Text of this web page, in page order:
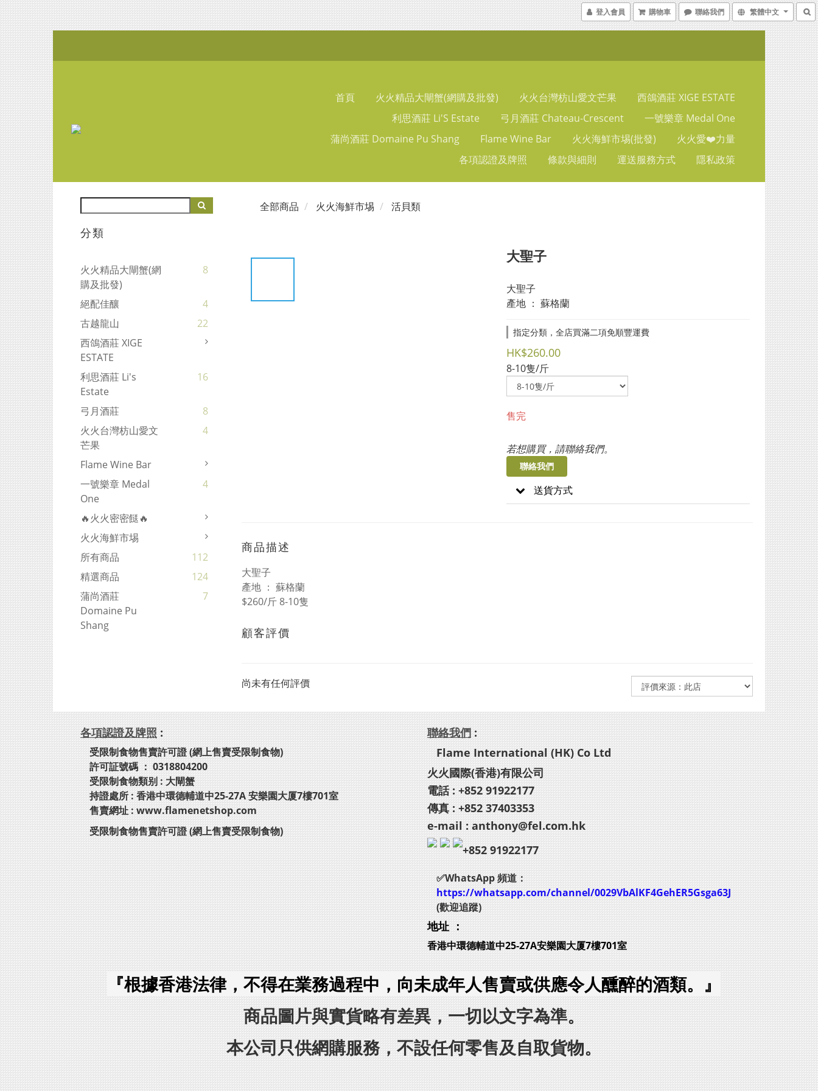
登入會員 購物車 聯絡我們 繁體中文
首頁 火火精品大閘蟹(網購及批發) 火火台灣枋山愛文芒果
西鴿酒莊 XIGE ESTATE
利思酒莊 Li'S Estate
弓月酒莊 Chateau-Crescent
一號樂章 Medal One
蒲尚酒莊 Domaine Pu Shang
Flame Wine Bar 火火海鮮市埸(批發)
火火愛❤️力量
各項認證及牌照
條款與細則 運送服務方式 隱私政策
分類
火火精品大閘蟹(網
購及批發)
8
絕配佳釀
4
古越龍山
22
西鴿酒莊 XIGE
ESTATE
利思酒莊 Li's
Estate
16
弓月酒莊
8
火火台灣枋山愛文
芒果
4
Flame Wine Bar
一號樂章 Medal
One
4
🔥火火密密餸🔥
火火海鮮市埸
所有商品
112
精選商品
124
蒲尚酒莊
Domaine Pu
Shang
7
全部商品 火火海鮮市埸 活貝類
大聖子
大聖子
產地 ： 蘇格蘭
指定分類，全店買滿二項免順豐運費
HK$260.00
8-10隻/斤
售完
若想購買，請聯絡我們。
聯絡我們
送貨方式
商品描述
大聖子
產地 ： 蘇格蘭
$260/斤 8-10隻
顧客評價
尚未有任何評價
各項認證及牌照 :
受限制食物售賣許可證 (網上售賣受限制食物)
許可証號碼 ： 0318804200
受限制食物類别 : 大閘蟹
持證處所 : 香港中環德輔道中25-27A 安樂園大厦7樓701室
售賣網址 : www.flamenetshop.com
受限制食物售賣許可證 (網上售賣受限制食物)
聯絡我們 :
Flame International (HK) Co Ltd
火火國際(香港)有限公司
電話 : +852 91922177
傳真 : +852 37403353
e-mail : anthony@fel.com.hk
+852 91922177
✅WhatsApp 頻道：
https://whatsapp.com/channel/0029VbAlKF4GehER5Gsga63J
(歡迎追蹤)
地址 ：
香港中環德輔道中25-27A安樂園大厦7樓701室
『根據香港法律，不得在業務過程中，向未成年人售賣或供應令人醺醉的酒類。』
商品圖片與實貨略有差異，一切以文字為準。
本公司只供網購服務，不設任何零售及自取貨物。